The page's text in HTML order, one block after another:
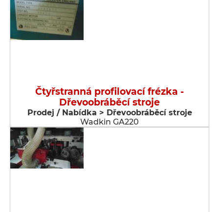
Čtyřstranná profilovací frézka -
Dřevoobráběcí stroje
Prodej / Nabídka > Dřevoobráběcí stroje
Wadkin GA220